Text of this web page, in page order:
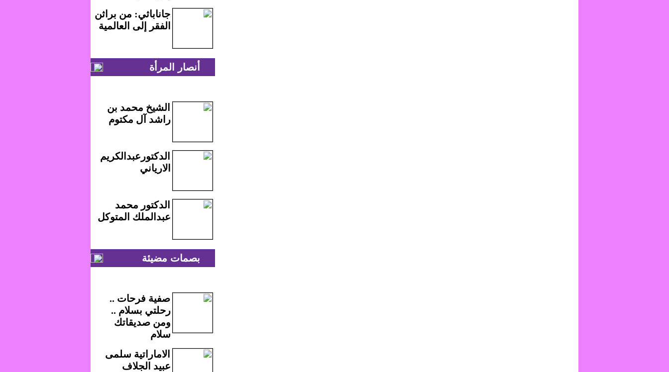
جاناباثي: من براثن
الفقر إلى العالمية
أنصار المرأة
الشيخ محمد بن
راشد آل مكتوم
الدكتورعبدالكريم
الارياني
الدكتور محمد
عبدالملك المتوكل
بصمات مضيئة
صفية فرحات ..
رحلتي بسلام ..
ومن صديقاتك
سلام
الاماراتية سلمى
عبيد الجلاف